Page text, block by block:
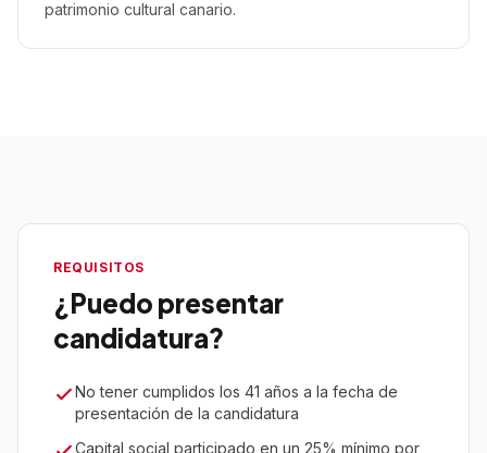
patrimonio cultural canario.
REQUISITOS
¿Puedo presentar
candidatura?
No tener cumplidos los 41 años a la fecha de
presentación de la candidatura
Capital social participado en un 25% mínimo por